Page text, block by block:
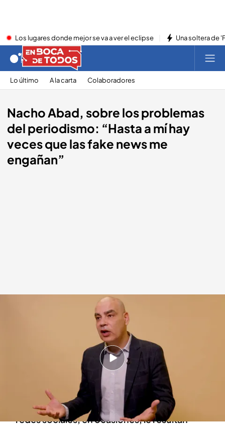
Los lugares donde mejor se va a ver el eclipse Una soltera de
Lo último A la carta Colaboradores
Nacho Abad, sobre los problemas
del periodismo: “Hasta a mí hay
veces que las fake news me
engañan”
El periodista y criminólogo reconoce los problemas que enfrenta a la hora
de chequear una noticia a causa de los bulos
Pablo González Ruiz
10 NOV 2022 - 09:20h.
En una entrevista exclusiva, el periodista de
sucesos nos ha contado lo que piensa del
periodismo actual y ha reconocido que las
redes sociales, en ocasiones, le resultan